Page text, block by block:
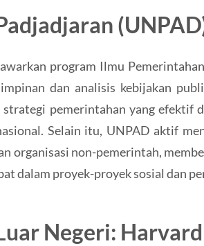
program Ilmu
dan analisis kebijakan
strategi pemerintahan yang efektif
Selain itu, UNPAD aktif
organisasi non-pemerintah,
dalam proyek-proyek sosial dan
Negeri: